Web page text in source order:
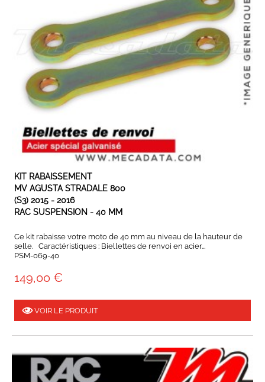
EXPÉDIÉ SOUS 3 À 5 JOURS OUVRÉS
KIT RABAISSEMENT
MV AGUSTA STRADALE 800
(S3) 2015 - 2016
RAC SUSPENSION - 40 MM
Ce kit rabaisse votre moto de 40 mm au niveau de la hauteur de
selle. Caractéristiques : Biellettes de renvoi en acier...
PSM-069-40
149,00 €
VOIR LE PRODUIT